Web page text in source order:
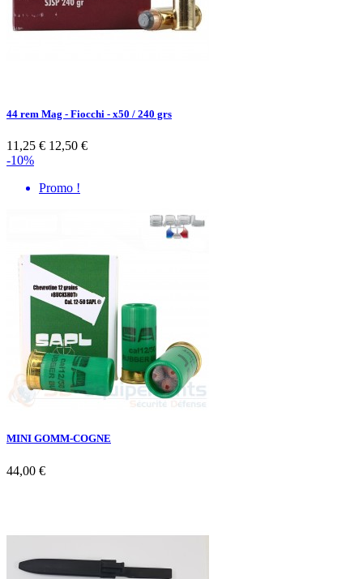
44 rem Mag - Fiocchi - x50 / 240 grs
11,25 € 12,50 €
-10%
Promo !
MINI GOMM-COGNE
44,00 €